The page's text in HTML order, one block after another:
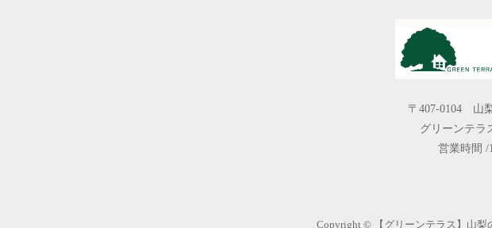
〒407-0104 山
グリーンテラ
営業時間 /
Copyright © 【グリーンテラス】山梨